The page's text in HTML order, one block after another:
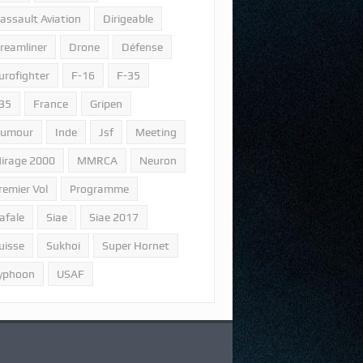
Aviation Dirigeable
Drone Défense
F-16 F-35
France Gripen
Inde Jsf Meeting
2000 MMRCA Neuron
Vol Programme
Siae Siae 2017
Sukhoi Super Hornet
USAF